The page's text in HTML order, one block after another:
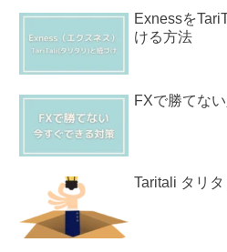
Exnessを
ける方法
FXで勝てな
Taritali タリ